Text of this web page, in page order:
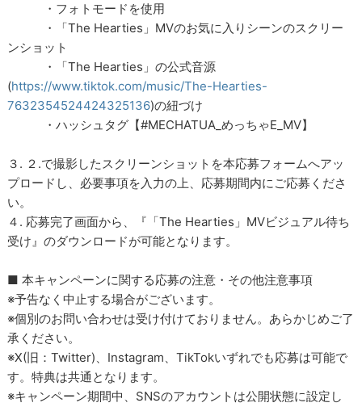
・フォトモードを使用
・「The Hearties」MVのお気に入りシーンのスクリー
ンショット
・「The Hearties」の公式音源
(https://www.tiktok.com/music/The-Hearties-
7632354524424325136)の紐づけ
・ハッシュタグ【#MECHATUA_めっちゃE_MV】
３. ２.で撮影したスクリーンショットを本応募フォームへアッ
プロードし、必要事項を入力の上、応募期間内にご応募くださ
い。
４. 応募完了画面から、『「The Hearties」MVビジュアル待ち
受け』のダウンロードが可能となります。
■ 本キャンペーンに関する応募の注意・その他注意事項
※予告なく中止する場合がございます。
※個別のお問い合わせは受け付けておりません。あらかじめご了
承ください。
※X(旧：Twitter)、Instagram、TikTokいずれでも応募は可能で
す。特典は共通となります。
※キャンペーン期間中、SNSのアカウントは公開状態に設定し